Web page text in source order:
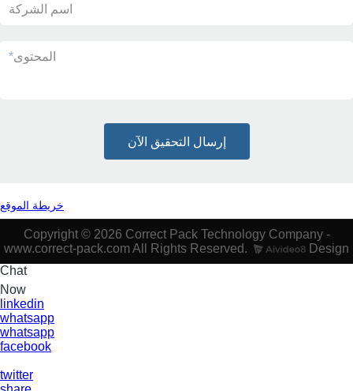
اسم الشركة
*المحتوى
إرسال التحقيق الآن
خريطة الموقع
Copyright © 2026 Correct Pack Technology Company -
www.correct-pack.com All Rights Reserved.
Design
Chat
Now
linkedin
whatsapp
whatsapp
facebook
twitter